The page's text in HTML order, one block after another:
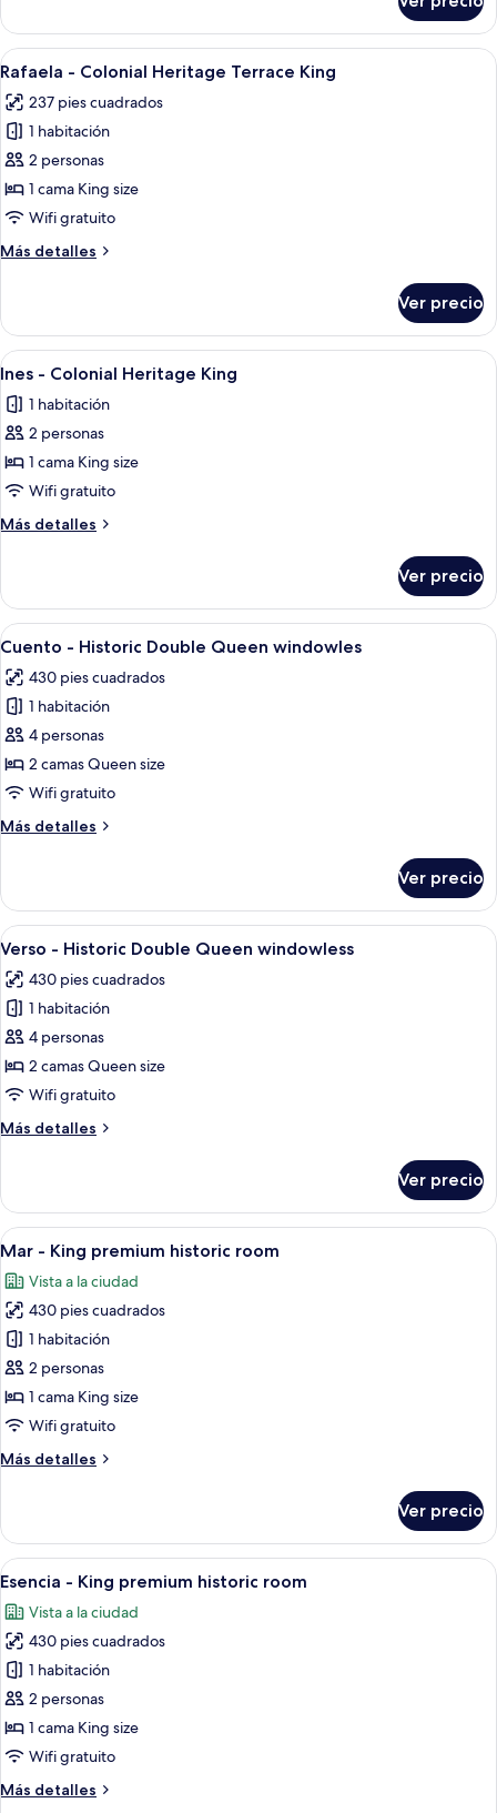
-
Colonial
Heritage
King
Abrir
todas
las
fotos
de
Rafaela
-
Heritage
Un dormitorio con una cama
3
Rafaela - Colonial Heritage Terrace King
237 pies cuadrados
1 habitación
2 personas
1 cama King size
Wifi gratuito
Más detalles
Más
-
Colonial
Heritage
King
Ver precio
Abrir
todas
las
fotos
de
Ines
-
Colonial
King
Habitación de hotel con cama, dos
3
Ines - Colonial Heritage King
1 habitación
2 personas
1 cama King size
Wifi gratuito
Más detalles
Más
-
Colonial
Heritage
Ver precio
Abrir
todas
las
fotos
de
Cuento
-
Double
Habitación de hotel con dos camas,
3
Cuento - Historic Double Queen windowles
430 pies cuadrados
1 habitación
4 personas
2 camas Queen size
Wifi gratuito
Más detalles
Más
-
Historic
Double
windowles
Ver precio
Abrir
todas
las
fotos
de
Verso
-
Double
Habitación de hotel con dos camas,
3
Verso - Historic Double Queen windowless
430 pies cuadrados
1 habitación
4 personas
2 camas Queen size
Wifi gratuito
Más detalles
Más
-
Historic
Double
windowless
Ver precio
Abrir
todas
las
fotos
de
Mar
-
King
premium
historic
Habitación de hotel con una cama
4
Mar - King premium historic room
Vista a la ciudad
430 pies cuadrados
1 habitación
2 personas
1 cama King size
Wifi gratuito
Más detalles
Más
-
King
premium
room
Ver precio
Abrir
todas
las
fotos
de
Esencia
-
King
premium
historic
Una habitación de hotel con cama,
2
Esencia - King premium historic room
Vista a la ciudad
430 pies cuadrados
1 habitación
2 personas
1 cama King size
Wifi gratuito
Más detalles
Más